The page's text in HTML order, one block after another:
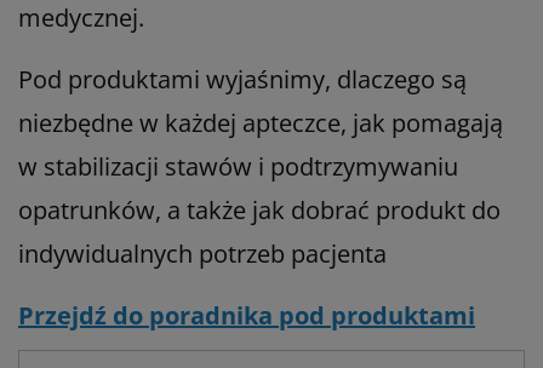
medycznej.
Pod produktami wyjaśnimy, dlaczego są
niezbędne w każdej apteczce, jak pomagają
w stabilizacji stawów i podtrzymywaniu
opatrunków, a także jak dobrać produkt do
indywidualnych potrzeb pacjenta
Przejdź do poradnika pod produktami